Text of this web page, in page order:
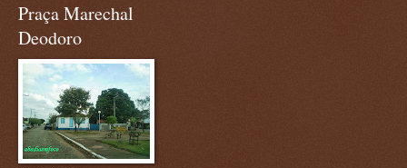
Praça Marechal
Deodoro